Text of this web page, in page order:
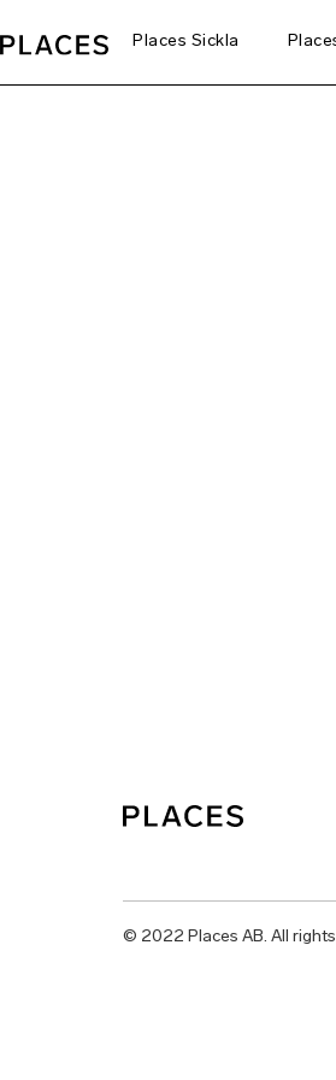
Places Sickla
© 2022 Places AB. All